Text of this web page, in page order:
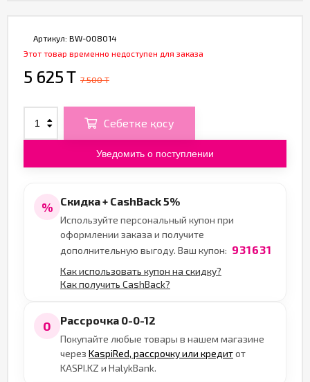
Артикул: BW-008014
Этот товар временно недоступен для заказа
5 625 T 7 500 T
Себетке қосу
Уведомить о поступлении
% Скидка + CashBack 5%
Используйте персональный купон при
оформлении заказа и получите
дополнительную выгоду. Ваш купон: 931631
Как использовать купон на скидку?
Как получить CashBack?
0 Рассрочка 0-0-12
Покупайте любые товары в нашем магазине
через KaspiRed, рассрочку или кредитот
KASPI.KZ и HalykBank.